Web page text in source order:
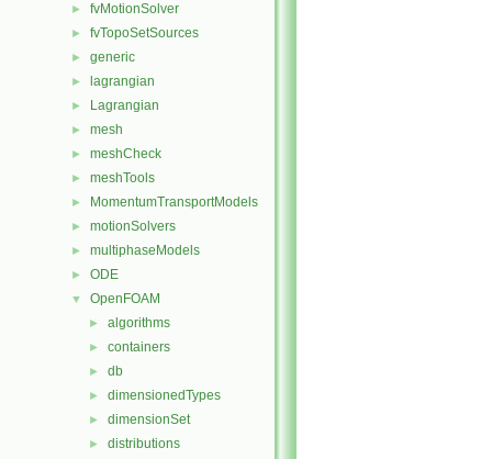
► fvMotionSolver
► fvTopoSetSources
► generic
► lagrangian
► Lagrangian
► mesh
► meshCheck
► meshTools
► MomentumTransportModels
► motionSolvers
► multiphaseModels
► ODE
▼ OpenFOAM
► algorithms
► containers
► db
► dimensionedTypes
► dimensionSet
► distributions